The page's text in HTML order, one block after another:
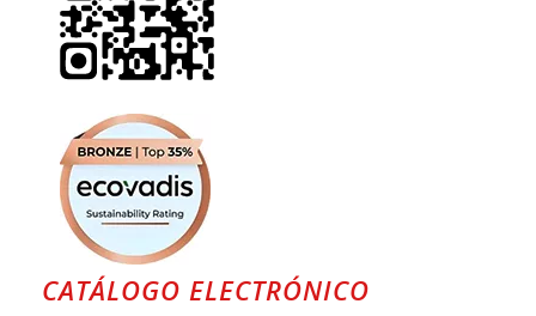
CATÁLOGO ELECTRÓNICO